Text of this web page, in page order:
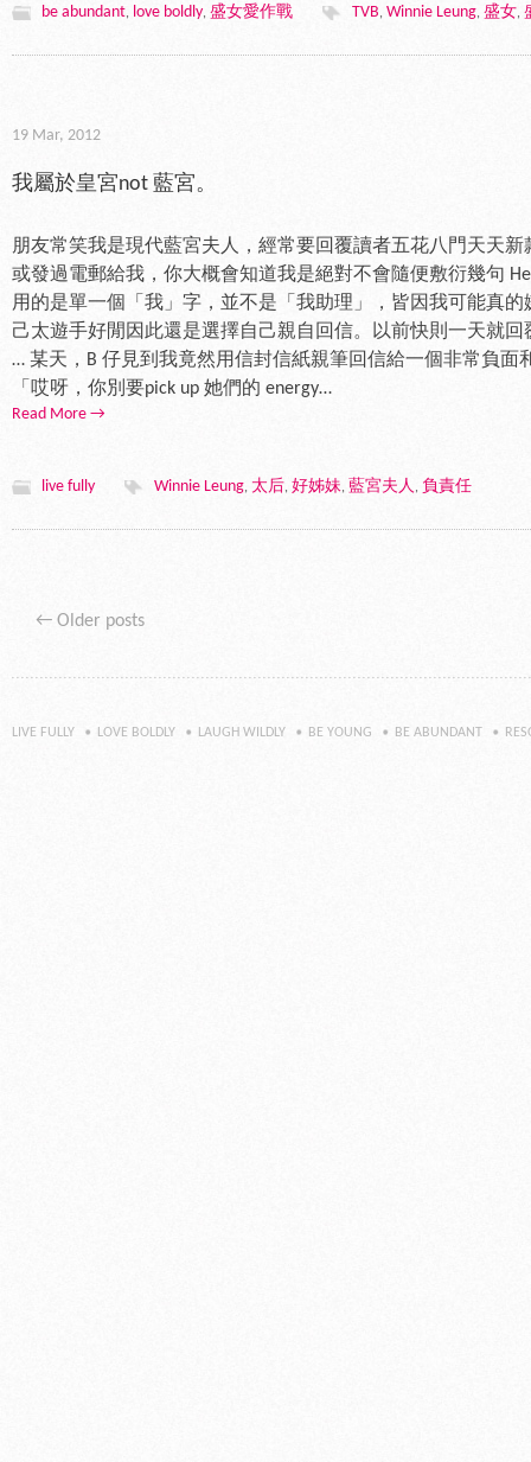
be abundant, love boldly, 盛女愛作戰 TVB, Winnie Leung, 盛女,
19 Mar, 2012
我屬於皇宮not 藍宮。
朋友常笑我是現代藍宮夫人，經常要回覆讀者五花八門天天
或發過電郵給我，你大概會知道我是絕對不會隨便敷衍幾句
用的是單一個「我」字，並不是「我助理」，皆因我可能真
己太遊手好閒因此還是選擇自己親自回信。以前快則一天就
… 某天，B 仔見到我竟然用信封信紙親筆回信給一個非常負面
「哎呀，你別要pick up 她們的 energy…
Read More →
live fully Winnie Leung, 太后, 好姊妹, 藍宮夫人, 負責任
Post navigation
← Older posts
LIVE FULLY LOVE BOLDLY LAUGH WILDLY BE YOUNG BE ABUNDANT